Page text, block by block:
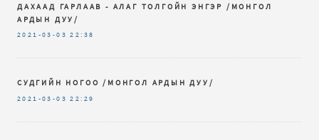
ДАХААД ГАРЛААВ - АЛАГ ТОЛГОЙН ЭНГЭР /МОНГОЛ
АРДЫН ДУУ/
2021-03-03 22:38
СУДГИЙН НОГОО /МОНГОЛ АРДЫН ДУУ/
2021-03-03 22:29